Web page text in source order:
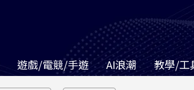
遊戲/電競/手遊 AI浪潮 教學/工